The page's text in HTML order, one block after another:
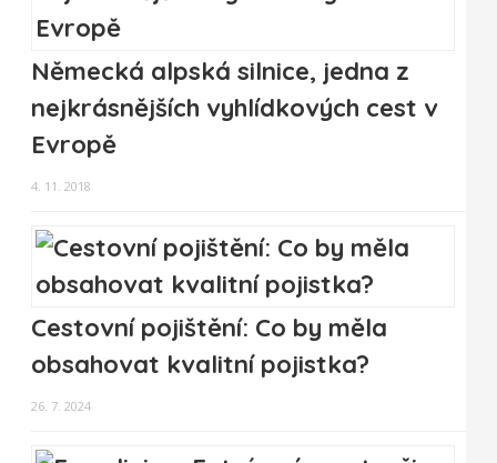
Německá alpská silnice, jedna z
nejkrásnějších vyhlídkových cest v
Evropě
4. 11. 2018
Cestovní pojištění: Co by měla
obsahovat kvalitní pojistka?
26. 7. 2024